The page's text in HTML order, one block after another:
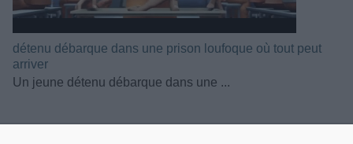
détenu débarque dans une prison loufoque où tout peut
arriver
Un jeune détenu débarque dans une ...